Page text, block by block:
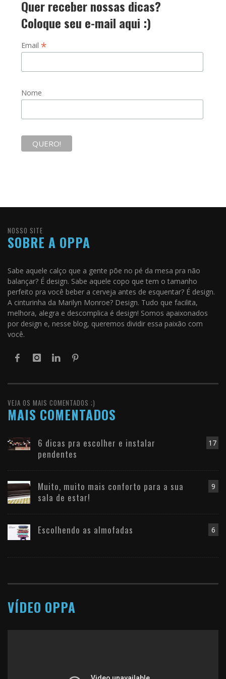
Quer receber nossas dicas?
Coloque seu e-mail aqui :)
Email *
Nome
NOSSO SITE
SOBRE A OPPA
Sabe aquele calço que a gente põe no pé da mesa pra não
balançar? É design. Sabe aquele copo que tem o tamanho
perfeito pra você beber a cerveja antes de esquentar? É design.
A cinturinha da Marilyn Monroe? Design. Tudo que facilita,
melhora, alegra e descomplica é design! Somos apaixonados
por design e, nesse blog, queremos dividir essa paixão com
você.
VEJA OS MAIS COMENTADOS ;)
MAIS COMENTADOS
17
6 dicas pra escolher e instalar
pendentes
9
Muito, muito mais conforto para a sua
sala de estar!
6
Escolhendo as almofadas
VÍDEO OPPA